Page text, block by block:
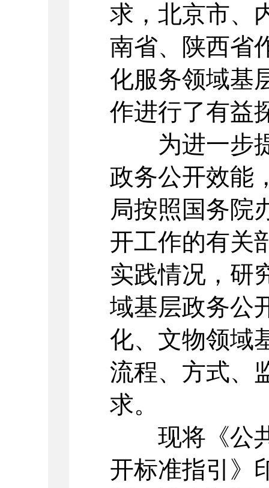
求，北京市、
南省、陕西省
化服务领域基
作进行了有益
为进一步提
政务公开效能
局按照国务院
开工作的有关
实践情况，研
域基层政务公
化、文物领域
流程、方式、
求。
现将《公共
开标准指引》